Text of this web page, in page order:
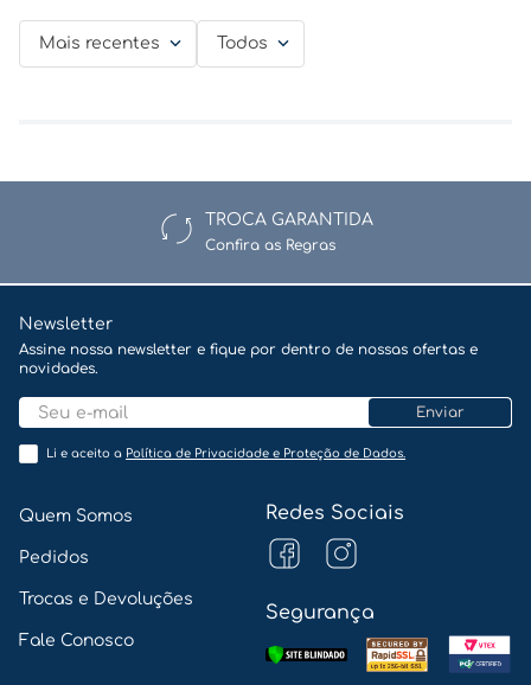
Adicionar avaliação
Avalie o produto de 1 a 5 estrelas
Seu nome
Endereço de email
Escreva uma avaliação
Mais recentes Todos
TROCA GARANTIDA
Confira as Regras
Newsletter
Assine nossa newsletter e fique por dentro de nossas ofertas e
novidades.
Enviar
Li e aceito a Política de Privacidade e Proteção de Dados.
Quem Somos
Pedidos
Trocas e Devoluções
Fale Conosco
Redes Sociais
Segurança